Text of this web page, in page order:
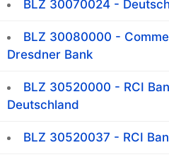
BLZ 30070024 -
BLZ 30080000 -
Dresdner Bank
BLZ 30520000 - RCI
Deutschland
BLZ 30520037 - RCI